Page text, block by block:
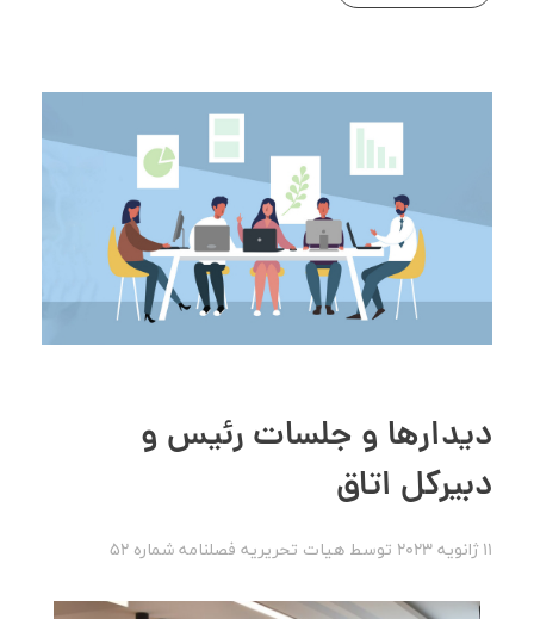
دیدارها و جلسات رئیس و
دبیرکل اتاق
11 ژانویه 2023 توسط هیات تحریریه فصلنامه شماره 52